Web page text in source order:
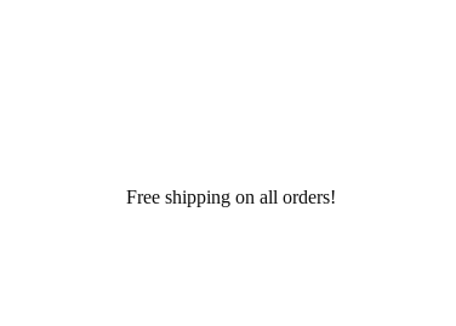
Free shipping on all orders!